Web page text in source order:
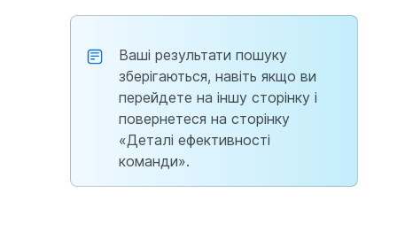
Ваші результати пошуку
зберігаються, навіть якщо ви
перейдете на іншу сторінку і
повернетеся на сторінку
«Деталі ефективності
команди».